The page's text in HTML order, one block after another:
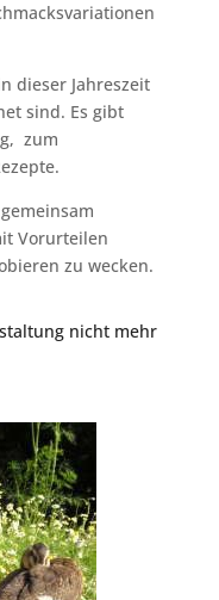
dieser Jahreszeit
sind. Es gibt
zum
Vorurteilen
zu wecken.
nicht mehr